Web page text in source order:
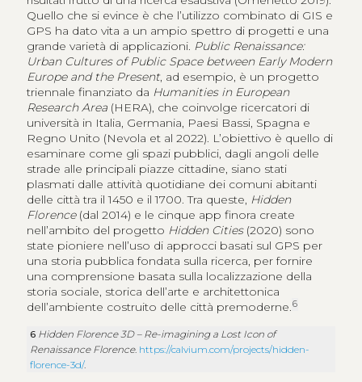
Quello che si evince è che l’utilizzo combinato di GIS e
GPS ha dato vita a un ampio spettro di progetti e una
grande varietà di applicazioni. Public Renaissance:
Urban Cultures of Public Space between Early Modern
Europe and the Present, ad esempio, è un progetto
triennale finanziato da Humanities in European
Research Area(HERA), che coinvolge ricercatori di
università in Italia, Germania, Paesi Bassi, Spagna e
Regno Unito (Nevola et al 2022). L’obiettivo è quello di
esaminare come gli spazi pubblici, dagli angoli delle
strade alle principali piazze cittadine, siano stati
plasmati dalle attività quotidiane dei comuni abitanti
delle città tra il 1450 e il 1700. Tra queste, Hidden
Florence(dal 2014) e le cinque app finora create
nell’ambito del progetto Hidden Cities(2020) sono
state pioniere nell’uso di approcci basati sul GPS per
una storia pubblica fondata sulla ricerca, per fornire
una comprensione basata sulla localizzazione della
storia sociale, storica dell’arte e architettonica
dell’ambiente costruito delle città premoderne.6
6 Hidden Florence 3D – Re-imagining a Lost Icon of
Renaissance Florence. https://calvium.com/projects/hidden-
florence-3d/.